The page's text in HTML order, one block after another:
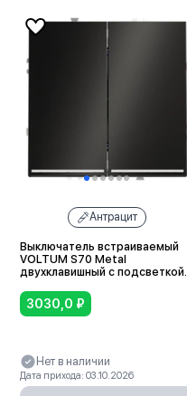
Антрацит
Выключатель встраиваемый
VOLTUM S70 Metal
двухклавишный с подсветкой
3030,0 ₽
Нет в наличии
Дата прихода: 03.10.2026